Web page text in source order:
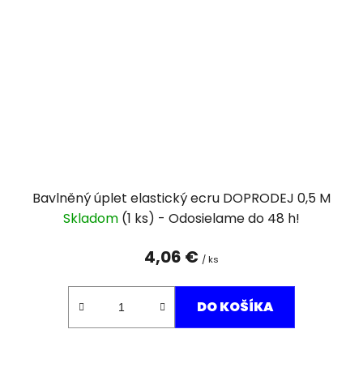
Bavlněný úplet elastický ecru DOPRODEJ 0,5 M
Skladom (1 ks)
4,06 € / ks
DO KOŠÍKA